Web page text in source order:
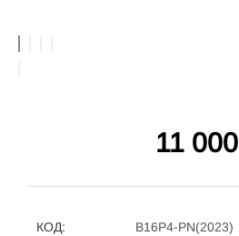
11 000
КОД:
B16P4-PN(2023)